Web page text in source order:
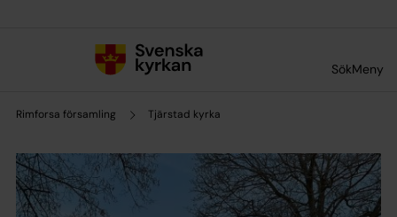
SökMeny
Rimforsa församling Tjärstad kyrka